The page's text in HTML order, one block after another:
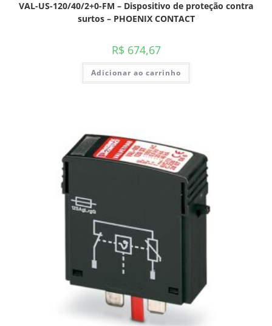
VAL-US-120/40/2+0-FM – Dispositivo de proteção contra
surtos – PHOENIX CONTACT
R$ 674,67
Adicionar ao carrinho